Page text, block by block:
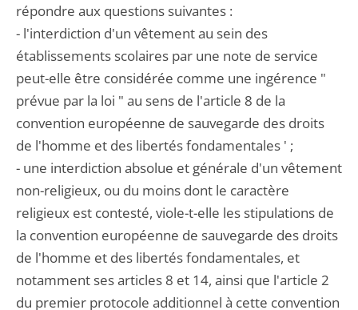
répondre aux questions suivantes :
- l'interdiction d'un vêtement au sein des
établissements scolaires par une note de service
peut-elle être considérée comme une ingérence "
prévue par la loi " au sens de l'article 8 de la
convention européenne de sauvegarde des droits
de l'homme et des libertés fondamentales ' ;
- une interdiction absolue et générale d'un vêtement
non-religieux, ou du moins dont le caractère
religieux est contesté, viole-t-elle les stipulations de
la convention européenne de sauvegarde des droits
de l'homme et des libertés fondamentales, et
notamment ses articles 8 et 14, ainsi que l'article 2
du premier protocole additionnel à cette convention